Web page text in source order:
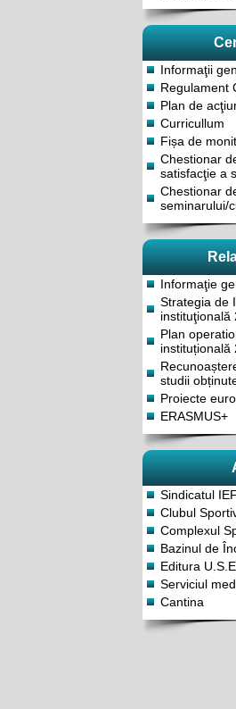
Informaţii
Regulament
Plan de
Curricullum
Fișa de
Chestionar
satisfacţie a
Chestionar
seminarului/
Informaţie
Strategia de
instituţională
Plan
instituțională
studii
Proiecte
ERASMUS+
Sindicatul
Clubul
Complexul
Bazinul de
Editura
Serviciul
Cantina